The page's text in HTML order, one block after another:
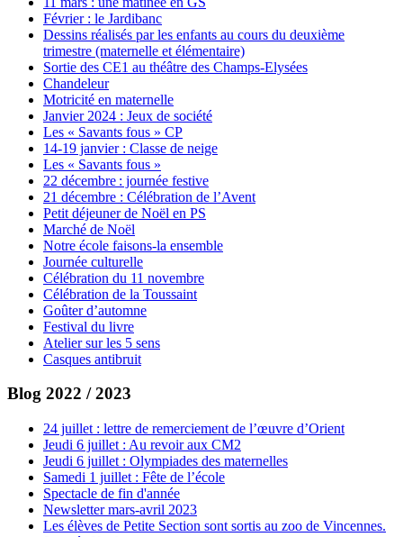
Février : le Jardibanc
Dessins réalisés par les enfants au cours du deuxième
trimestre (maternelle et élémentaire)
Sortie des CE1 au théâtre des Champs-Elysées
Chandeleur
Motricité en maternelle
Janvier 2024 : Jeux de société
Les « Savants fous » CP
14-19 janvier : Classe de neige
Les « Savants fous »
22 décembre : journée festive
21 décembre : Célébration de l’Avent
Petit déjeuner de Noël en PS
Marché de Noël
Notre école faisons-la ensemble
Journée culturelle
Célébration du 11 novembre
Célébration de la Toussaint
Goûter d’automne
Festival du livre
Atelier sur les 5 sens
Casques antibruit
Blog 2022 / 2023
24 juillet : lettre de remerciement de l’œuvre d’Orient
Jeudi 6 juillet : Au revoir aux CM2
Jeudi 6 juillet : Olympiades des maternelles
Samedi 1 juillet : Fête de l’école
Spectacle de fin d'année
Newsletter mars-avril 2023
Les élèves de Petite Section sont sortis au zoo de Vincennes.